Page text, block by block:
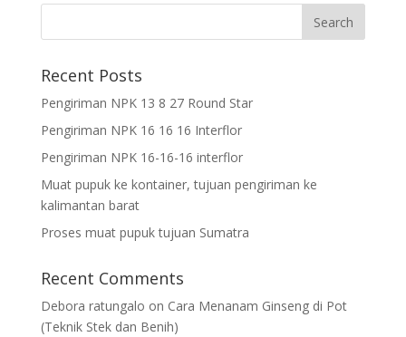
Recent Posts
Pengiriman NPK 13 8 27 Round Star
Pengiriman NPK 16 16 16 Interflor
Pengiriman NPK 16-16-16 interflor
Muat pupuk ke kontainer, tujuan pengiriman ke
kalimantan barat
Proses muat pupuk tujuan Sumatra
Recent Comments
Debora ratungalo on Cara Menanam Ginseng di Pot
(Teknik Stek dan Benih)